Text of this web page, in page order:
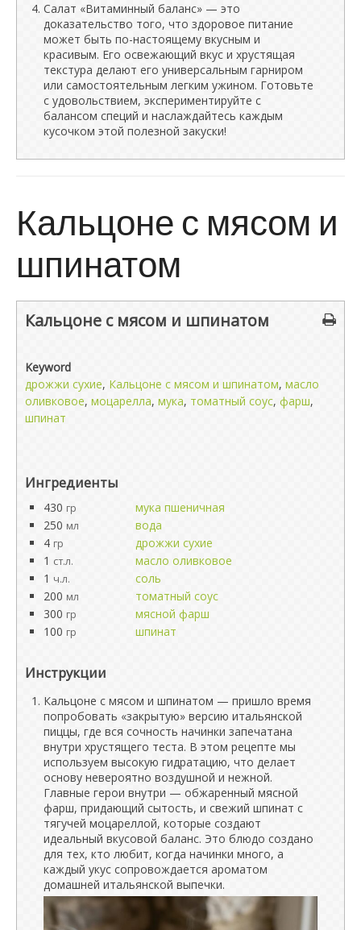
Салат «Витаминный баланс» — это
доказательство того, что здоровое питание
может быть по-настоящему вкусным и
красивым. Его освежающий вкус и хрустящая
текстура делают его универсальным гарниром
или самостоятельным легким ужином. Готовьте
с удовольствием, экспериментируйте с
балансом специй и наслаждайтесь каждым
кусочком этой полезной закуски!
Кальцоне с мясом и
шпинатом
Кальцоне с мясом и шпинатом
Keyword
дрожжи сухие, Кальцоне с мясом и шпинатом, масло
оливковое, моцарелла, мука, томатный соус, фарш,
шпинат
Ингредиенты
430 гр
мука пшеничная
250 мл
вода
4 гр
дрожжи сухие
1 ст.л.
масло оливковое
1 ч.л.
соль
200 мл
томатный соус
300 гр
мясной фарш
100 гр шпинат
Инструкции
Кальцоне с мясом и шпинатом — пришло время
попробовать «закрытую» версию итальянской
пиццы, где вся сочность начинки запечатана
внутри хрустящего теста. В этом рецепте мы
используем высокую гидратацию, что делает
основу невероятно воздушной и нежной.
Главные герои внутри — обжаренный мясной
фарш, придающий сытость, и свежий шпинат с
тягучей моцареллой, которые создают
идеальный вкусовой баланс. Это блюдо создано
для тех, кто любит, когда начинки много, а
каждый укус сопровождается ароматом
домашней итальянской выпечки.